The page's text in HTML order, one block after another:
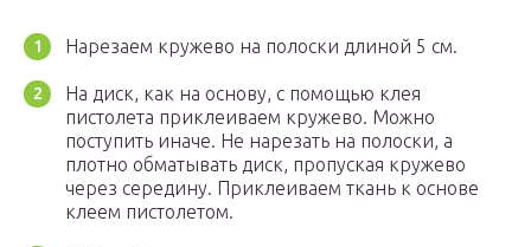
Нарезаем кружево на полоски длиной 5 см.
На диск, как на основу, с помощью клея
пистолета приклеиваем кружево. Можно
поступить иначе. Не нарезать на полоски, а
плотно обматывать диск, пропуская кружево
через середину. Приклеиваем ткань к основе
клеем пистолетом.